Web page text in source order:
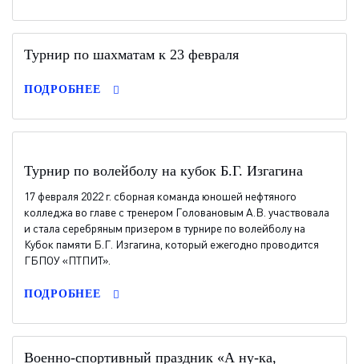
Турнир по шахматам к 23 февраля
ПОДРОБНЕЕ
Турнир по волейболу на кубок Б.Г. Изгагина
17 февраля 2022 г. сборная команда юношей нефтяного
колледжа во главе с тренером Головановым А.В. участвовала
и стала серебряным призером в турнире по волейболу на
Кубок памяти Б.Г. Изгагина, который ежегодно проводится
ГБПОУ «ПТПИТ».
ПОДРОБНЕЕ
Военно-спортивный праздник «А ну-ка,